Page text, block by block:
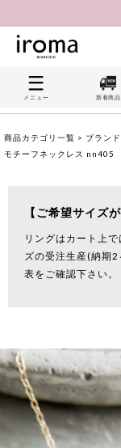
メニュー 新着商品
商品カテゴリ一覧 > ブランド
モチーフネックレス nn405
【ご希望サイズ
リングはカート上
ズの受注生産(納期
表をご確認下さい。